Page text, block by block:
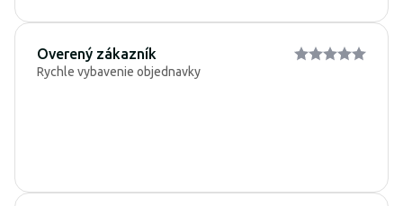
Overený zákazník
Rychle vybavenie objednavky